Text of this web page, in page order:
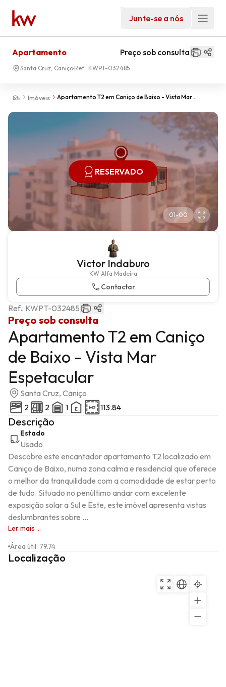
Junte-se a nós
Imóveis
Apartamento T2 em Caniço de Baixo - Vista Mar
Apartamento Preço sob consulta
Santa Cruz, Caniço Ref.: KWPT-032485
RESERVADO
01-00
Victor Indaburo
KW Alfa Madeira
Contactar
Preço sob consulta
Ref.: KWPT-032485
Apartamento T2 em Caniço
de Baixo - Vista Mar
Espetacular
Santa Cruz, Caniço
2
2 1 113.84
Descrição
Estado
Usado
Descobre este encantador apartamento T2 localizado em
Caniço de Baixo, numa zona calma e residencial que oferece
o melhor da tranquilidade com a comodidade de estar perto
de tudo. Situado no penúltimo andar com excelente
exposição solar a Sul e Este, este imóvel apresenta vistas
deslumbrantes sobre ...
Ler mais ...
Área útil: 79.74
Localização